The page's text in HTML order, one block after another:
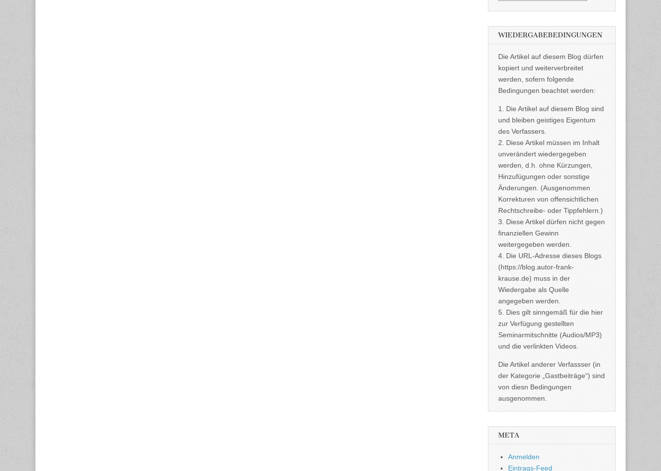
WIEDERGABEBEDINGUNGEN
Die Artikel auf diesem Blog dürfen
kopiert und weiterverbreitet
werden, sofern folgende
Bedingungen beachtet werden:
1. Die Artikel auf diesem Blog sind
und bleiben geistiges Eigentum
des Verfassers.
2. Diese Artikel müssen im Inhalt
unverändert wiedergegeben
werden, d.h. ohne Kürzungen,
Hinzufügungen oder sonstige
Änderungen. (Ausgenommen
Korrekturen von offensichtlichen
Rechtschreibe- oder Tippfehlern.)
3. Diese Artikel dürfen nicht gegen
finanziellen Gewinn
weitergegeben werden.
4. Die URL-Adresse dieses Blogs
(https://blog.autor-frank-
krause.de) muss in der
Wiedergabe als Quelle
angegeben werden.
5. Dies gilt sinngemäß für die hier
zur Verfügung gestellten
Seminarmitschnitte (Audios/MP3)
und die verlinkten Videos.
Die Artikel anderer Verfassser (in
der Kategorie „Gastbeiträge“) sind
von diesn Bedingungen
ausgenommen.
META
Anmelden
Eintrags-Feed